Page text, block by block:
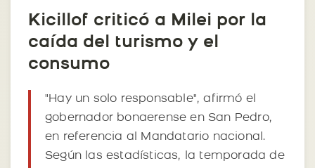
Kicillof criticó a Milei por la
caída del turismo y el
consumo
"Hay un solo responsable", afirmó el
gobernador bonaerense en San Pedro,
en referencia al Mandatario nacional.
Según las estadísticas, la temporada de